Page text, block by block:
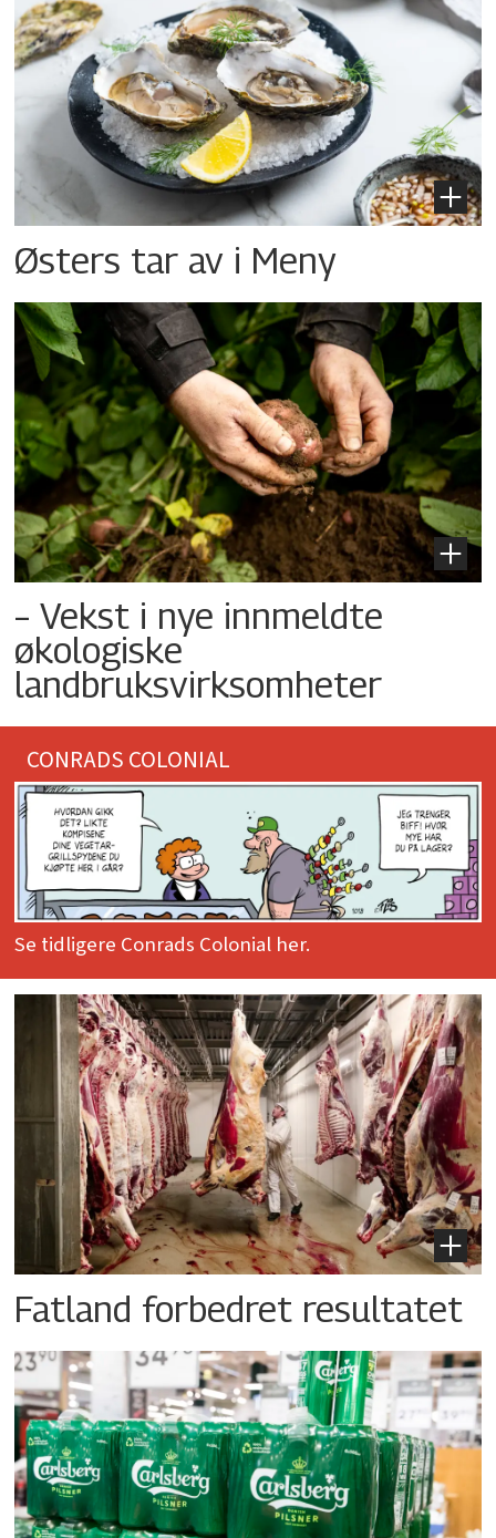
Østers tar av i Meny
– Vekst i nye innmeldte
økologiske
landbruksvirksomheter
CONRADS COLONIAL
Se tidligere Conrads Colonial her.
Fatland forbedret resultatet